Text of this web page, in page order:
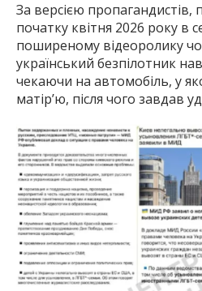
За версією пропагандистів,
початку квітня 2026 року в
поширеному відеоролику
український безпілотник
чекаючи на автомобіль, у
матір’ю, після чого завдав